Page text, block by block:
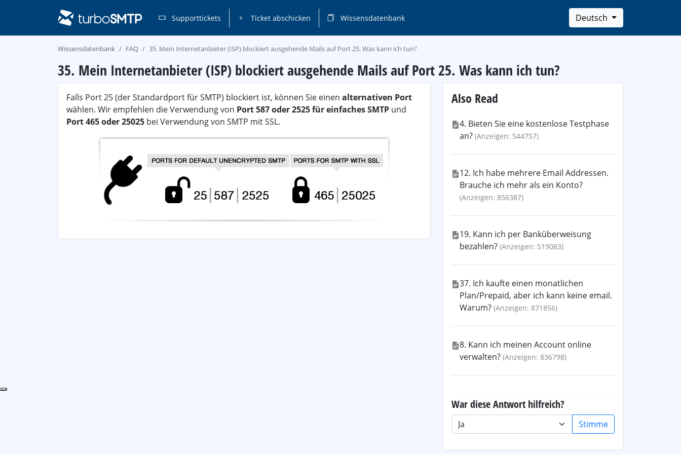
Supporttickets Ticket abschicken Wissensdatenbank Deutsch
Wissensdatenbank FAQ 35. Mein Internetanbieter (ISP) blockiert ausgehende Mails auf Port 25. Was kann ich tun?
35. Mein Internetanbieter (ISP) blockiert ausgehende Mails auf Port 25. Was kann ich tun?
Falls Port 25 (der Standardport für SMTP) blockiert ist, können Sie einen alternativen Port
wählen. Wir empfehlen die Verwendung von Port 587 oder 2525 für einfaches SMTP und
Port 465 oder 25025 bei Verwendung von SMTP mit SSL.
Also Read
4. Bieten Sie eine kostenlose Testphase
an? (Anzeigen: 544757)
12. Ich habe mehrere Email Addressen.
Brauche ich mehr als ein Konto?
(Anzeigen: 856387)
19. Kann ich per Banküberweisung
bezahlen? (Anzeigen: 519083)
37. Ich kaufte einen monatlichen
Plan/Prepaid, aber ich kann keine email.
Warum? (Anzeigen: 871856)
8. Kann ich meinen Account online
verwalten? (Anzeigen: 836798)
War diese Antwort hilfreich?
Stimme